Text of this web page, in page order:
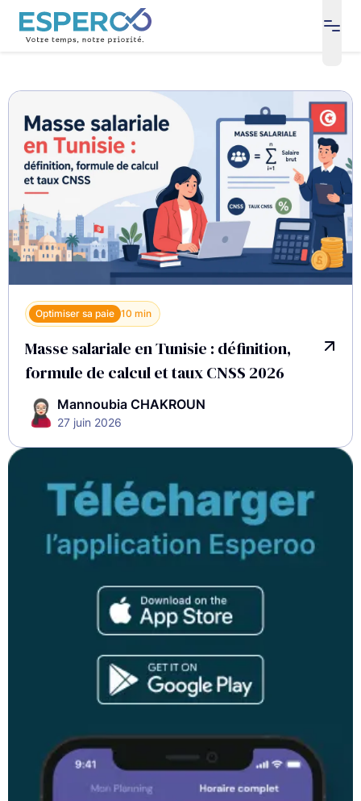
Optimiser sa paie 10 min
Masse salariale en Tunisie : définition,
formule de calcul et taux CNSS 2026
Mannoubia CHAKROUN
27 juin 2026